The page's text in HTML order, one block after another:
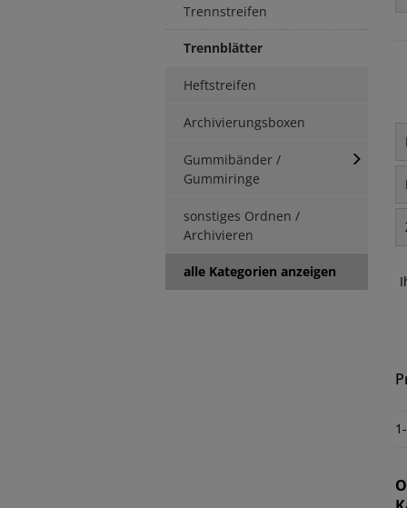
Trennstreifen
Trennblätter
Heftstreifen
Archivierungsboxen
Gummibänder /
Gummiringe
sonstiges Ordnen /
Archivieren
alle Kategorien anzeigen